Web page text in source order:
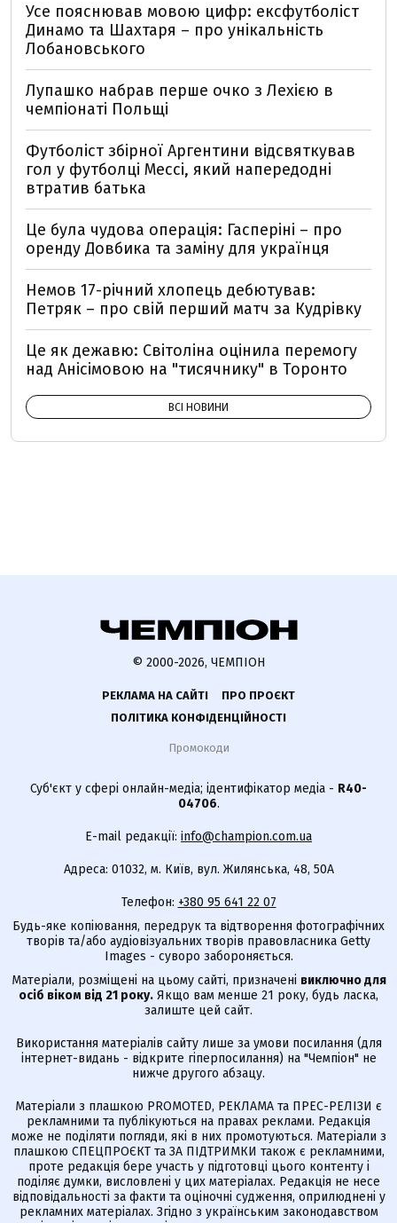
Усе пояснював мовою цифр: ексфутболіст
Динамо та Шахтаря – про унікальність
Лобановського
Лупашко набрав перше очко з Лехією в
чемпіонаті Польщі
Футболіст збірної Аргентини відсвяткував
гол у футболці Мессі, який напередодні
втратив батька
Це була чудова операція: Гасперіні – про
оренду Довбика та заміну для українця
Немов 17-річний хлопець дебютував:
Петряк – про свій перший матч за Кудрівку
Це як дежавю: Світоліна оцінила перемогу
над Анісімовою на "тисячнику" в Торонто
ВСІ НОВИНИ
© 2000-2026, ЧЕМПІОН
РЕКЛАМА НА САЙТІ
ПРО ПРОЄКТ
ПОЛІТИКА КОНФІДЕНЦІЙНОСТІ
Промокоди
Суб'єкт у сфері онлайн-медіа; ідентифікатор медіа - R40-
04706.
E-mail редакції: info@champion.com.ua
Адреса: 01032, м. Київ, вул. Жилянська, 48, 50А
Телефон: +380 95 641 22 07
Будь-яке копіювання, передрук та відтворення фотографічних
творів та/або аудіовізуальних творів правовласника Getty
Images - суворо забороняється.
Матеріали, розміщені на цьому сайті, призначені виключно для
осіб віком від 21 року. Якщо вам менше 21 року, будь ласка,
залиште цей сайт.
Використання матеріалів сайту лише за умови посилання (для
інтернет-видань - відкрите гіперпосилання) на "Чемпіон" не
нижче другого абзацу.
Матеріали з плашкою PROMOTED, РЕКЛАМА та ПРЕС-РЕЛІЗИ є
рекламними та публікуються на правах реклами. Редакція
може не поділяти погляди, які в них промотуються. Матеріали з
плашкою СПЕЦПРОЄКТ та ЗА ПІДТРИМКИ також є рекламними,
проте редакція бере участь у підготовці цього контенту і
поділяє думки, висловлені у цих матеріалах. Редакція не несе
відповідальності за факти та оціночні судження, оприлюднені у
рекламних матеріалах. Згідно з українським законодавством